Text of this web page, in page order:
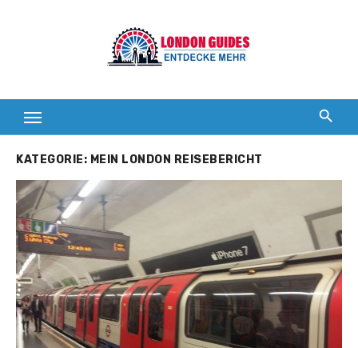
KATEGORIE: MEIN LONDON REISEBERICHT